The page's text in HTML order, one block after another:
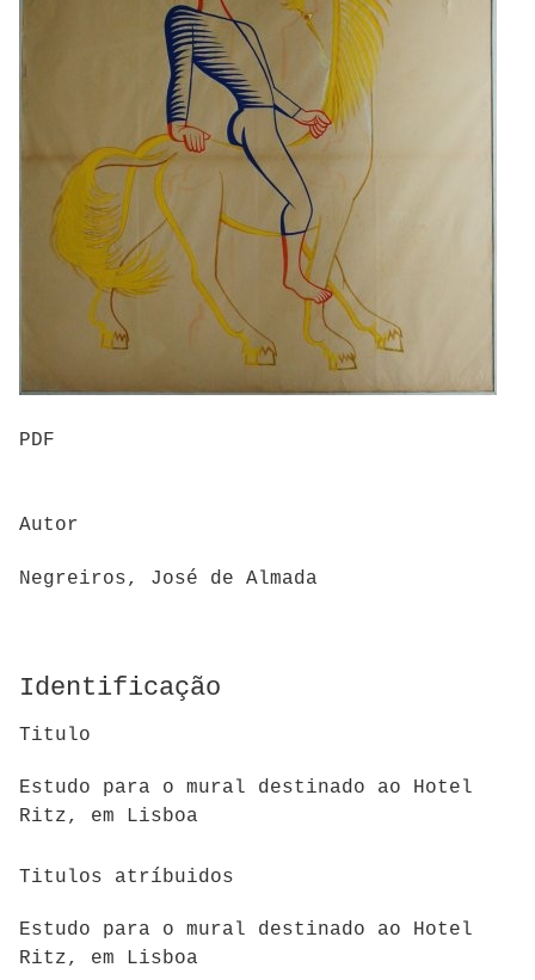
PDF
Autor
Negreiros, José de Almada
Identificação
Titulo
Estudo para o mural destinado ao Hotel
Ritz, em Lisboa
Titulos atríbuidos
Estudo para o mural destinado ao Hotel
Ritz, em Lisboa